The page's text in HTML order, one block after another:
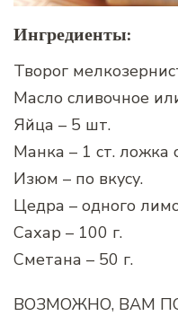
Ингредиенты:
Творог
Масло сливочное
Яйца – 5 шт.
Манка – 1 ст. ложка
Изюм – по вкусу.
Цедра – одного
Сахар – 100 г.
Сметана – 50 г.
ВОЗМОЖНО, ВАМ